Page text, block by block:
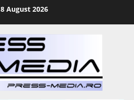
8 August 2026